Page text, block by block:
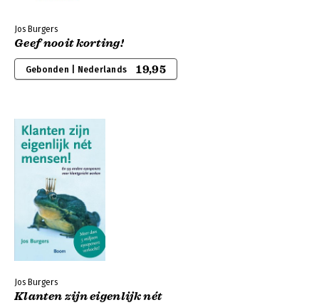
Jos Burgers
Geef nooit korting!
Gebonden | Nederlands 19,95
Jos Burgers
Klanten zijn eigenlijk nét